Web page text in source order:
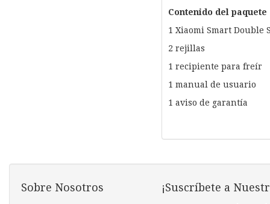
Contenido del paquete
1 Xiaomi Smart Double
2 rejillas
1 recipiente para freír
1 manual de usuario
1 aviso de garantía
Sobre Nosotros ¡Suscríbete a